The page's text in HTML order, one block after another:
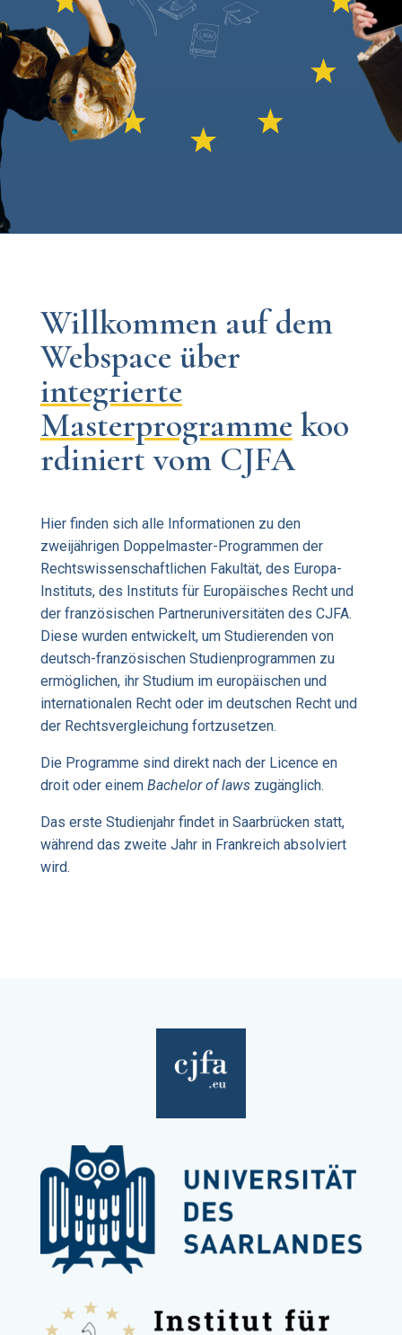
Willkommen auf dem
Webspace über
integrierte
Masterprogrammekoo
rdiniert vom CJFA
Hier finden sich alle Informationen zu den
zweijährigen Doppelmaster-Programmen der
Rechtswissenschaftlichen Fakultät, des Europa-
Instituts, des Instituts für Europäisches Recht und
der französischen Partneruniversitäten des CJFA.
Diese wurden entwickelt, um Studierenden von
deutsch-französischen Studienprogrammen zu
ermöglichen, ihr Studium im europäischen und
internationalen Recht oder im deutschen Recht und
der Rechtsvergleichung fortzusetzen.
Die Programme sind direkt nach der Licence en
droit oder einem Bachelor of lawszugänglich.
Das erste Studienjahr findet in Saarbrücken statt,
während das zweite Jahr in Frankreich absolviert
wird.